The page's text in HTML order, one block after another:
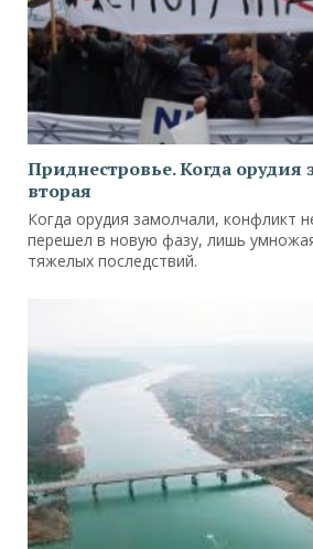
Приднестровье. Когда орудия
вторая
Когда орудия замолчали, конфликт
перешел в новую фазу, лишь
тяжелых последствий.